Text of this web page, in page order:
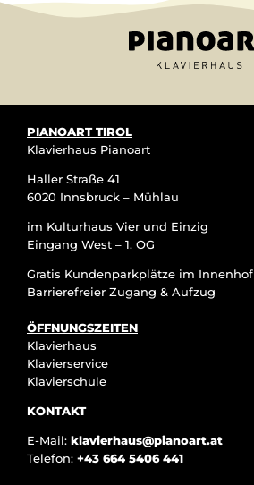
PIANOART TIROL
Klavierhaus Pianoart
Haller Straße 41
6020 Innsbruck – Mühlau
im Kulturhaus Vier und Einzig
Eingang West – 1. OG
Gratis Kundenparkplätze im Innenhof
Barrierefreier Zugang & Aufzug
ÖFFNUNGSZEITEN
Klavierhaus
Klavierservice
Klavierschule
KONTAKT
E-Mail: klavierhaus@pianoart.at
Telefon: +43 664 5406 441